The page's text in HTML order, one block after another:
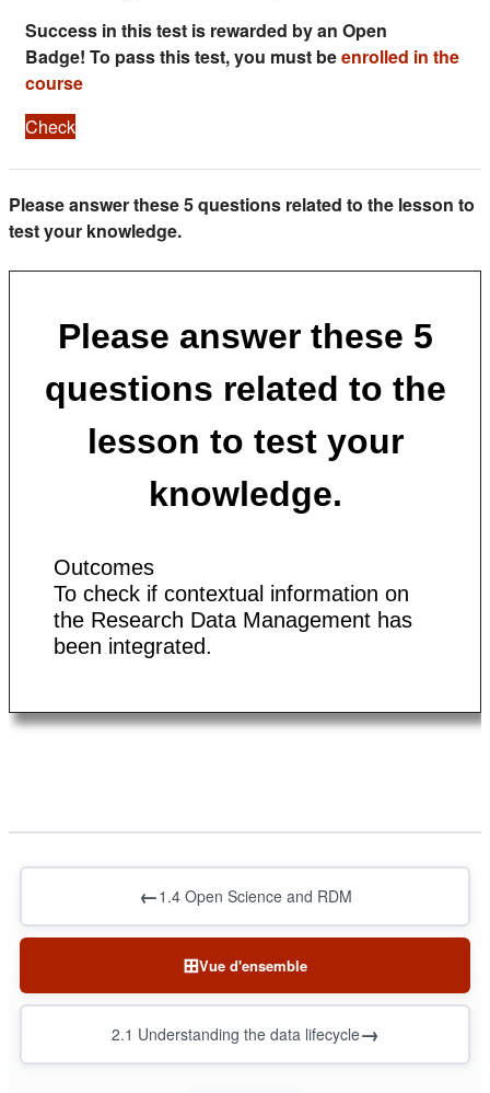
Success in this test is rewarded by an Open
Badge! To pass this test, you must beenrolled in the
course
Check
Please answer these 5 questions related to the lesson to
test your knowledge.
←1.4 Open Science and RDM
⊞Vue d'ensemble
2.1 Understanding the data lifecycle→